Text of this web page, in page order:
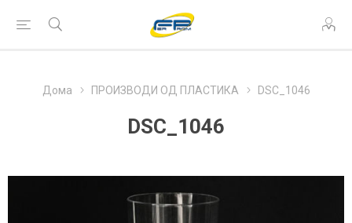
Дома ПРОИЗВОДИ ОД ПЛАСТИКА DSC_1046
DSC_1046